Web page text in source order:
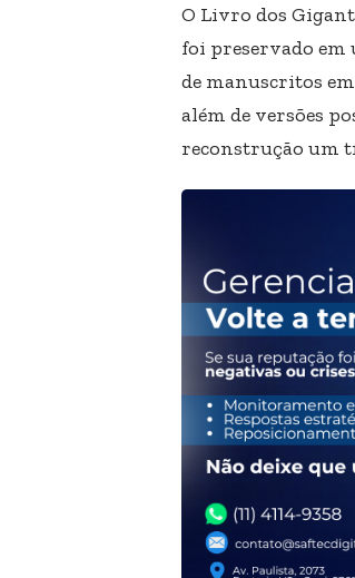
O Livro dos
foi preservado em
de manuscritos
além de versões
reconstrução um